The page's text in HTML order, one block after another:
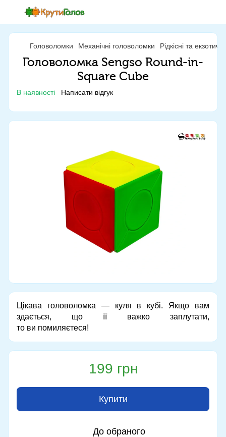
Головоломки Механічні головоломки Рідкісні та
Головоломка Sengso Round-in-
Square Cube
В наявності Написати відгук
Цікава головоломка — куля в кубі. Якщо вам
здається, що її важко заплутати,
то ви помиляєтеся!
199 грн
Купити
До обраного